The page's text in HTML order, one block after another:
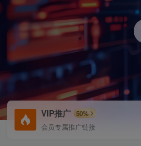
VIP推广 50%
会员专属推广链接